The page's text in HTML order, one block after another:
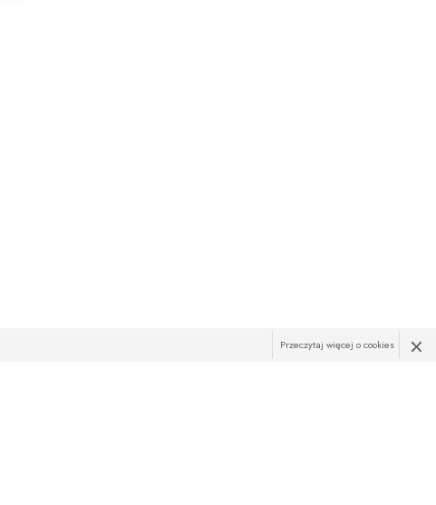
×
Przeczytaj więcej o cookies